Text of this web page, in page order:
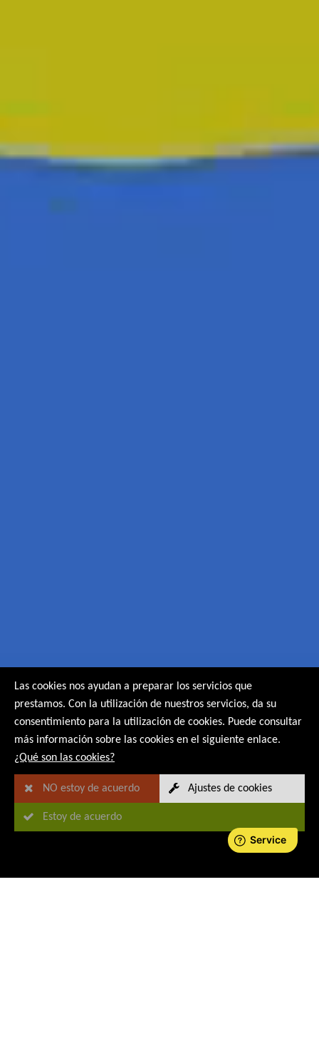
Las cookies nos ayudan a preparar los servicios que
prestamos. Con la utilización de nuestros servicios, da su
consentimiento para la utilización de cookies. Puede consultar
más información sobre las cookies en el siguiente enlace.
¿Qué son las cookies?
NO estoy de acuerdo Ajustes de cookies
Estoy de acuerdo